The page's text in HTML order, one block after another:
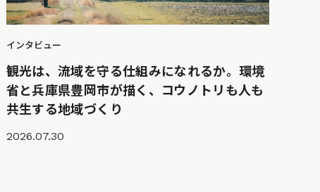
インタビュー
観光は、流域を守る仕組みになれるか。環境
省と兵庫県豊岡市が描く、コウノトリも人も
共生する地域づくり
2026.07.30